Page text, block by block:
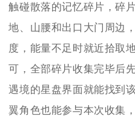
触碰散落的记忆碎片，碎
地、山腰和出口大门周边
度，能量不足时就近拾取
可，全部碎片收集完毕后
遇境的星盘界面就能找到
翼角色也能参与本次收集